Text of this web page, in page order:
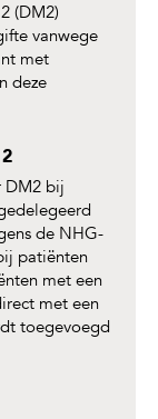
(DM2)
vanwege
met
deze
DM2 bij
de NHG-
patiënten
met een
met een
toegevoegd